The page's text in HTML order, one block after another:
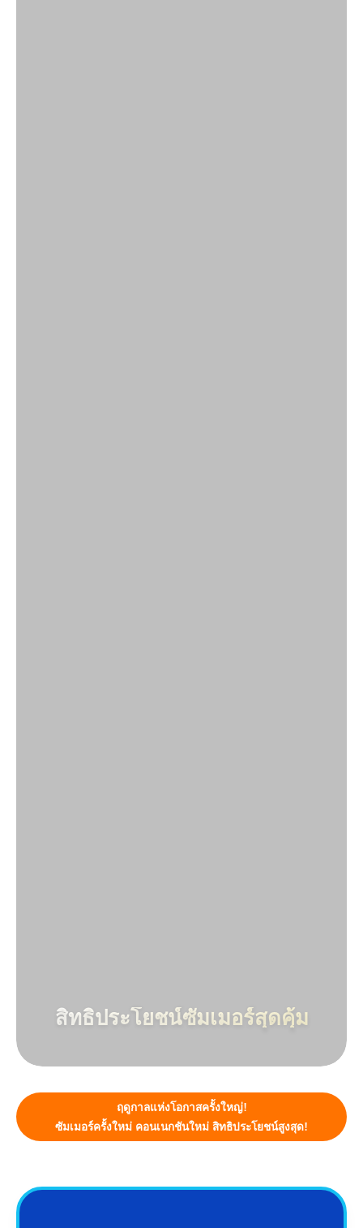
สิทธิประโยชน์ซัมเมอร์สุดคุ้ม
ฤดูกาลแห่งโอกาสครั้งใหญ่!
ซัมเมอร์ครั้งใหม่ คอนเนกชันใหม่ สิทธิประโยชน์สูงสุด!